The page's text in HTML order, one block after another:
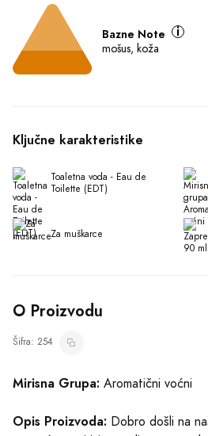
Bazne Note
mošus, koža
Ključne karakteristike
Toaletna voda - Eau de
Toilette (EDT)
Za muškarce
O Proizvodu
Šifra: 254
Mirisna Grupa: Aromatični voćni
Opis Proizvoda: Dobro došli na